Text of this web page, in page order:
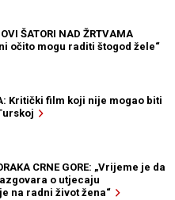
ŠATORI NAD ŽRTVAMA
očito mogu raditi štogod žele“
Kritički film koji nije mogao biti
CRNE GORE: „Vrijeme je da
o utjecaju
na radni život žena“